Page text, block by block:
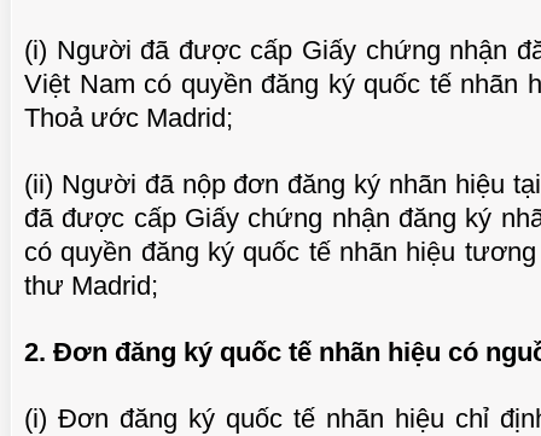
(i) Người đã được cấp Giấy chứng nhận
Việt Nam có quyền đăng ký quốc tế nhãn
Thoả ước Madrid;
(ii) Người đã nộp đơn đăng ký nhãn hiệu
đã được cấp Giấy chứng nhận đăng ký
có quyền đăng ký quốc tế nhãn hiệu
thư Madrid;
2. Đơn đăng ký quốc tế nhãn hiệu có
(i) Đơn đăng ký quốc tế nhãn hiệu chỉ